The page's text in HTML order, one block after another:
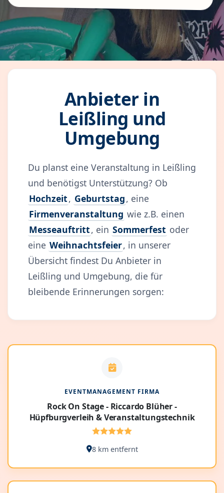
Anbieter in
Leißling und
Umgebung
Du planst eine Veranstaltung in Leißling
und benötigst Unterstützung? Ob
Hochzeit, Geburtstag, eine
Firmenveranstaltung wie z.B. einen
Messeauftritt, ein Sommerfest oder
eine Weihnachtsfeier, in unserer
Übersicht findest Du Anbieter in
Leißling und Umgebung, die für
bleibende Erinnerungen sorgen:
EVENTMANAGEMENT FIRMA
Rock On Stage - Riccardo Blüher -
Hüpfburgverleih & Veranstaltungstechnik
8 km entfernt